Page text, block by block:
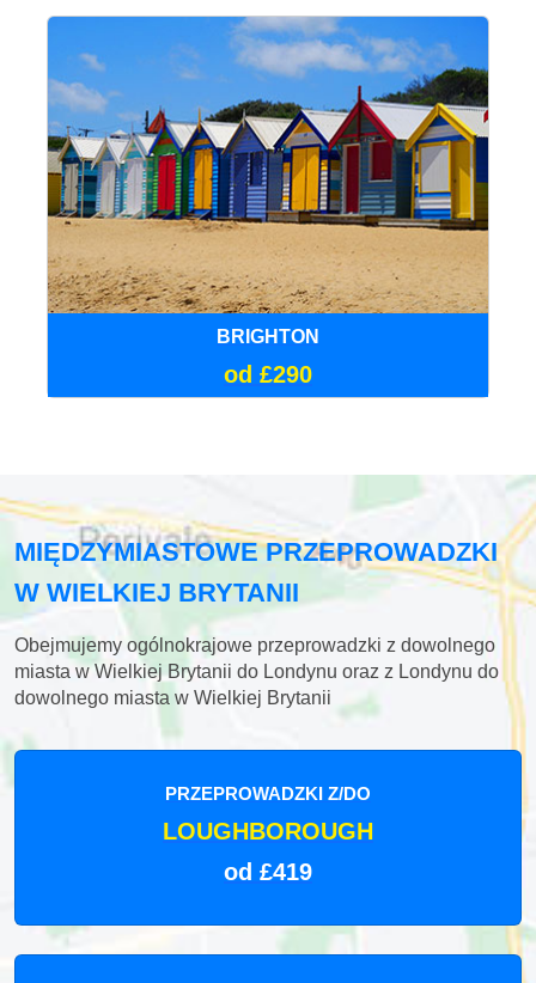
BRIGHTON
od £290
MIĘDZYMIASTOWE PRZEPROWADZKI
W WIELKIEJ BRYTANII
Obejmujemy ogólnokrajowe przeprowadzki z dowolnego
miasta w Wielkiej Brytanii do Londynu oraz z Londynu do
dowolnego miasta w Wielkiej Brytanii
PRZEPROWADZKI Z/DO
LOUGHBOROUGH
od £419